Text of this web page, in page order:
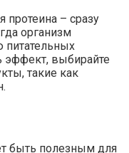
протеина – сразу
организм
питательных
эффект, выбирайте
такие как
быть полезным для